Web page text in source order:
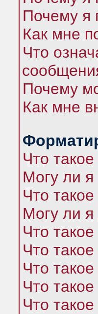
Почему я
Как мне
Что
Почему
Как мне
Что
Могу ли я
Что
Могу ли
Что
Что
Что
Что
Что